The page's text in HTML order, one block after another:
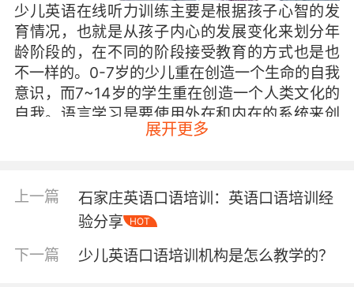
少儿英语在线听力训练主要是根据孩子心智的发
育情况，也就是从孩子内心的发展变化来划分年
龄阶段的，在不同的阶段接受教育的方式也是也
不一样的。0-7岁的少儿重在创造一个生命的自我
意识，而7~14岁的学生重在创造一个人类文化的
自我。语言学习是要使用外在和内在的系统来创
造自己的，对于孩子来说外在系统包括他自身以
3个月至2岁的少儿英语在线听力训练主要是听一
些原汁原味的儿歌和童谣，而2-4岁的少儿在此
基础上可以开始输入动画片了，在保护孩子视力
展开更多
上一篇
石家庄英语口语培训：英语口语培训经
验分享
HOT
下一篇 少儿英语口语培训机构是怎么教学的？